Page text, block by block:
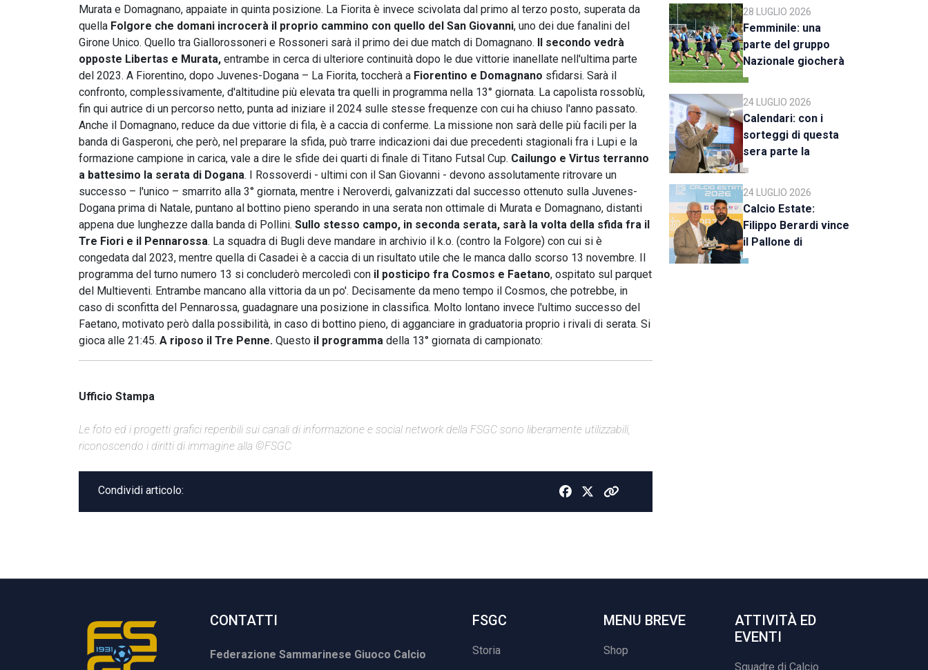
Murata e Domagnano, appaiate in quinta posizione. La Fiorita è invece scivolata dal primo al terzo posto, superata da
quella Folgore che domani incrocerà il proprio cammino con quello del San Giovanni, uno dei due fanalini del
Girone Unico. Quello tra Giallorossoneri e Rossoneri sarà il primo dei due match di Domagnano. Il secondo vedrà
opposte Libertas e Murata, entrambe in cerca di ulteriore continuità dopo le due vittorie inanellate nell'ultima parte
del 2023. A Fiorentino, dopo Juvenes-Dogana – La Fiorita, toccherà a Fiorentino e Domagnano sfidarsi. Sarà il
confronto, complessivamente, d'altitudine più elevata tra quelli in programma nella 13° giornata. La capolista rossoblù,
fin qui autrice di un percorso netto, punta ad iniziare il 2024 sulle stesse frequenze con cui ha chiuso l'anno passato.
Anche il Domagnano, reduce da due vittorie di fila, è a caccia di conferme. La missione non sarà delle più facili per la
banda di Gasperoni, che però, nel preparare la sfida, può trarre indicazioni dai due precedenti stagionali fra i Lupi e la
formazione campione in carica, vale a dire le sfide dei quarti di finale di Titano Futsal Cup. Cailungo e Virtus terranno
a battesimo la serata di Dogana. I Rossoverdi - ultimi con il San Giovanni - devono assolutamente ritrovare un
successo – l'unico – smarrito alla 3° giornata, mentre i Neroverdi, galvanizzati dal successo ottenuto sulla Juvenes-
Dogana prima di Natale, puntano al bottino pieno sperando in una serata non ottimale di Murata e Domagnano, distanti
appena due lunghezze dalla banda di Pollini. Sullo stesso campo, in seconda serata, sarà la volta della sfida fra il
Tre Fiori e il Pennarossa. La squadra di Bugli deve mandare in archivio il k.o. (contro la Folgore) con cui si è
congedata dal 2023, mentre quella di Casadei è a caccia di un risultato utile che le manca dallo scorso 13 novembre. Il
programma del turno numero 13 si concluderò mercoledì con il posticipo fra Cosmos e Faetano, ospitato sul parquet
del Multieventi. Entrambe mancano alla vittoria da un po'. Decisamente da meno tempo il Cosmos, che potrebbe, in
caso di sconfitta del Pennarossa, guadagnare una posizione in classifica. Molto lontano invece l'ultimo successo del
Faetano, motivato però dalla possibilità, in caso di bottino pieno, di agganciare in graduatoria proprio i rivali di serata. Si
gioca alle 21:45. A riposo il Tre Penne. Questo il programma della 13° giornata di campionato:
Ufficio Stampa
Le foto ed i progetti grafici reperibili sui canali di informazione e social network della FSGC sono liberamente utilizzabili,
riconoscendo i diritti di immagine alla ©FSGC
Condividi articolo:
28 LUGLIO 2026
Femminile: una
parte del gruppo
Nazionale giocherà
a Rimini
24 LUGLIO 2026
Calendari: con i
sorteggi di questa
sera parte la
stagione 2026-27
24 LUGLIO 2026
Calcio Estate:
Filippo Berardi vince
il Pallone di
Cristallo, al Tre Fiori
CONTATTI
Federazione Sammarinese Giuoco Calcio
FSGC
Storia
MENU BREVE
Shop
ATTIVITÀ ED
EVENTI
Squadre di Calcio